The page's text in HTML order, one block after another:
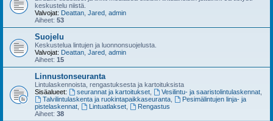
keskustelu niistä.
Valvojat: Deattan Jared admin
Aiheet: 53
Suojelu
Keskustelua lintujen ja luonnonsuojelusta.
Valvojat: Deattan Jared admin
Aiheet: 15
Linnustonseuranta
Lintulaskennoista, rengastuksesta ja kartoituksista
Sisäalueet:
seurannat ja kartoitukset, Vesilintu- ja saaristolintulaskennat,
Talvilintulaskenta ja ruokintapaikkaseuranta,
Pesimälintujen linja- ja
pistelaskennat
Lintuatlakset,
Rengastus
Aiheet: 38